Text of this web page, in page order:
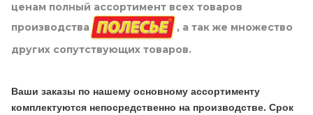
ценам полный ассортимент всех товаров
производства
, а так же множество
других сопутствующих товаров.
Ваши заказы по нашему основному ассортименту
комплектуются непосредственно на производстве. Срок